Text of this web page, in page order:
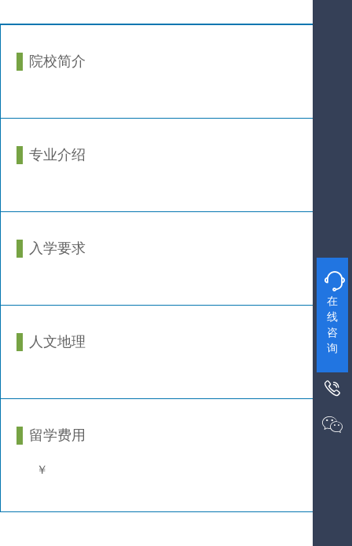
院校简介
专业介绍
入学要求
人文地理
留学费用
￥

在
线
咨
询

